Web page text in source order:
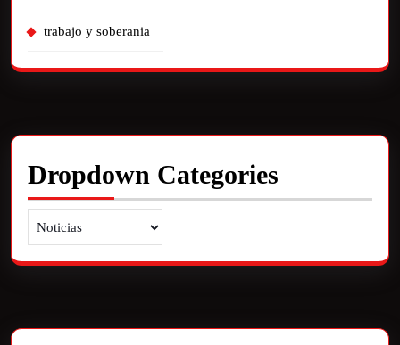
trabajo y soberania
Dropdown Categories